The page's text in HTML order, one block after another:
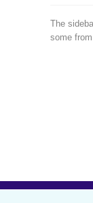
The
some